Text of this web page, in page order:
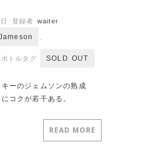
登録者 waiter
ボトルタグ SOLD OUT
ーのジェムソンの熟成
コクが若干ある。
READ MORE